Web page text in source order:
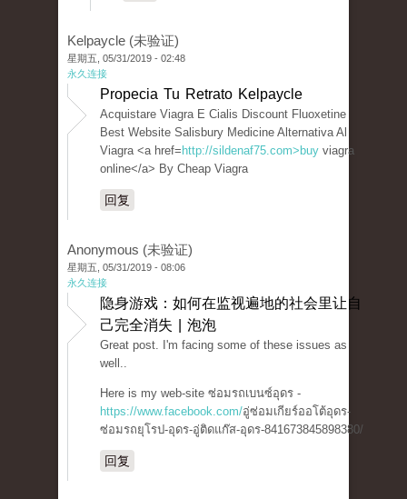
Kelpaycle (未验证)
星期五, 05/31/2019 - 02:48
永久连接
Propecia Tu Retrato Kelpaycle
Acquistare Viagra E Cialis Discount Fluoxetine
Best Website Salisbury Medicine Alternativa Al
Viagra <a href= http://sildenaf75.com>buy viagra
online</a> By Cheap Viagra
回复
Anonymous (未验证)
星期五, 05/31/2019 - 08:06
永久连接
隐身游戏：如何在监视遍地的社会里让自
己完全消失 | 泡泡
Great post. I'm facing some of these issues as
well..
Here is my web-site ซ่อมรถเบนซ์อุดร -
https://www.facebook.com/อู่ซ่อมเกียร์ออโต้อุดร-
ซ่อมรถยุโรป-อุดร-อู่ติดแก๊ส-อุดร-841673845898380/
回复